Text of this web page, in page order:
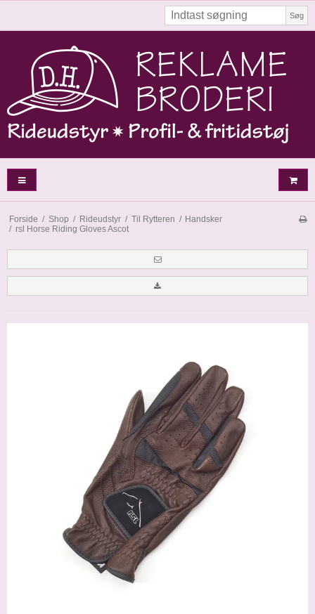
Søg
Forside / Shop / Rideudstyr / Til Rytteren / Handsker
/ rsl Horse Riding Gloves Ascot